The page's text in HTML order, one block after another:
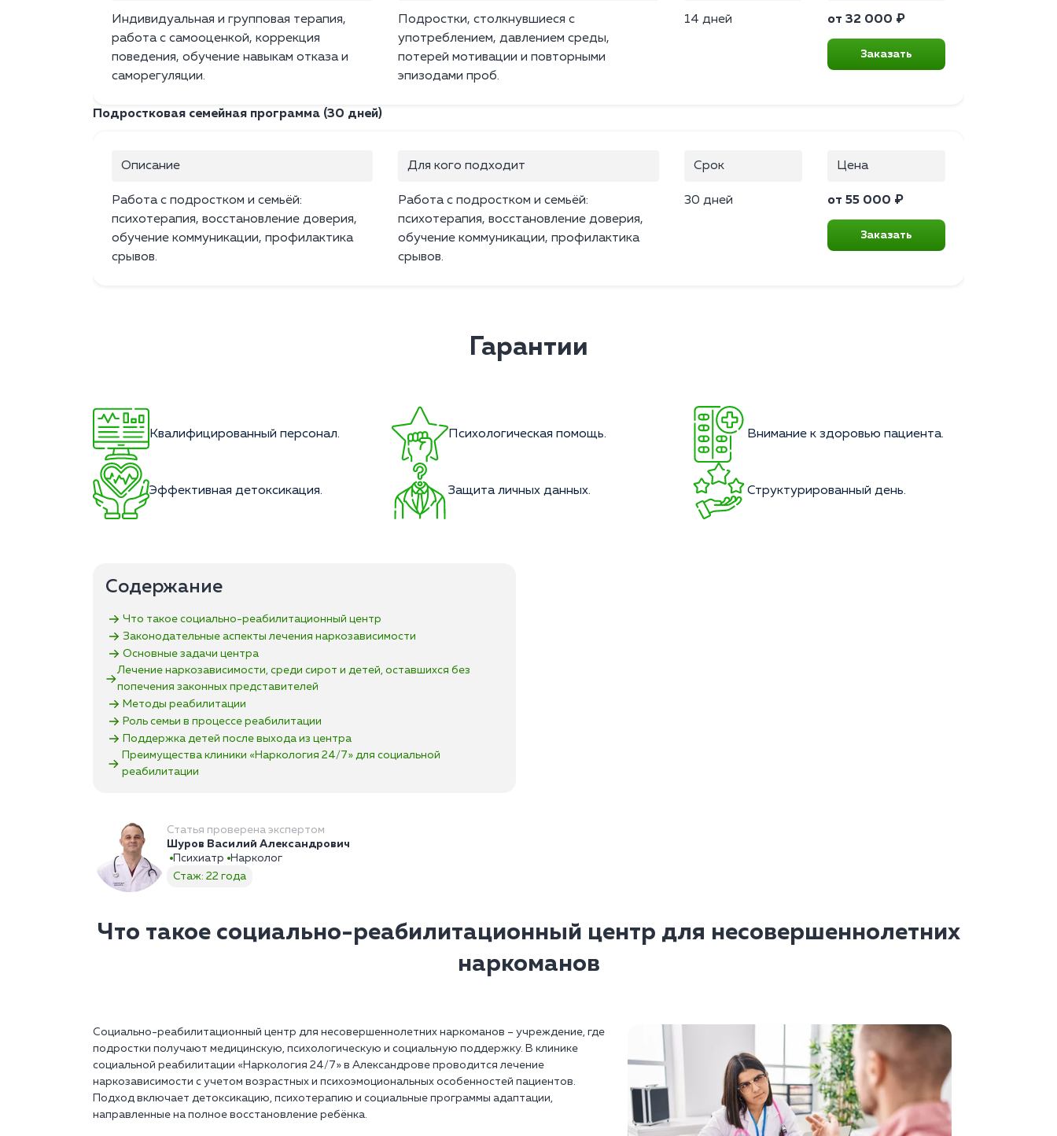
Индивидуальная и групповая терапия,
работа с самооценкой, коррекция
поведения, обучение навыкам отказа и
саморегуляции.
Подростки, столкнувшиеся с
употреблением, давлением среды,
потерей мотивации и повторными
эпизодами проб.
14 дней от 32 000 ₽
Заказать
Подростковая семейная программа (30 дней)
Описание
Работа с подростком и семьёй:
психотерапия, восстановление доверия,
обучение коммуникации, профилактика
срывов.
Для кого подходит
Работа с подростком и семьёй:
психотерапия, восстановление доверия,
обучение коммуникации, профилактика
срывов.
Срок
30 дней
Цена
от 55 000 ₽
Заказать
Гарантии
Квалифицированный персонал. Психологическая помощь. Внимание к здоровью пациента.
Эффективная детоксикация. Защита личных данных. Структурированный день.
Содержание
Что такое социально-реабилитационный центр
Законодательные аспекты лечения наркозависимости
Основные задачи центра
Лечение наркозависимости, среди сирот и детей, оставшихся без
попечения законных представителей
Методы реабилитации
Роль семьи в процессе реабилитации
Поддержка детей после выхода из центра
Преимущества клиники «Наркология 24/7»‎ для социальной
реабилитации
Статья проверена экспертом
Шуров Василий Александрович
Психиатр
Нарколог
Стаж: 22 года
Что такое социально-реабилитационный центр для несовершеннолетних
наркоманов
Социально-реабилитационный центр для несовершеннолетних наркоманов – учреждение, где
подростки получают медицинскую, психологическую и социальную поддержку. В клинике
социальной реабилитации «Наркология 24/7» в Александрове проводится лечение
наркозависимости с учетом возрастных и психоэмоциональных особенностей пациентов.
Подход включает детоксикацию, психотерапию и социальные программы адаптации,
направленные на полное восстановление ребёнка.